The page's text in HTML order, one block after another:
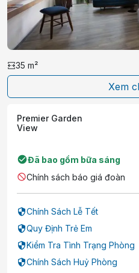
35 m²
Xem
Premier Garden
View
Đã bao gồm bữa sáng
Chính sách báo giá đoàn
Chính Sách Lễ Tết
Quy Định Trẻ Em
Kiểm Tra Tình Trạng Phòng
Chính Sách Huỷ Phòng